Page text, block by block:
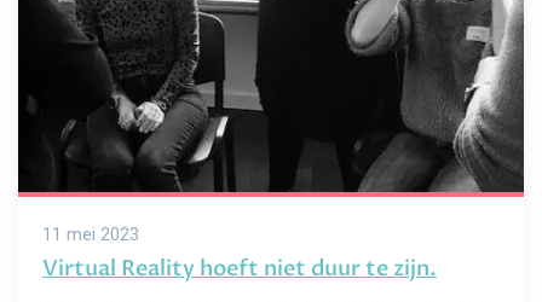
11 mei 2023
Virtual Reality hoeft niet duur te zijn.